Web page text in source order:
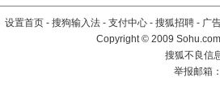
设置首页 - 搜狗输入法 - 支付中心 - 搜狐招聘 - 广
Copyright © 2009
搜狐不良信
举报邮箱